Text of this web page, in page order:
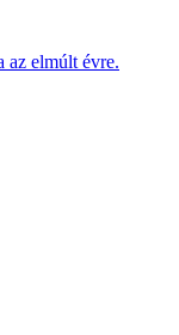
az elmúlt évre.